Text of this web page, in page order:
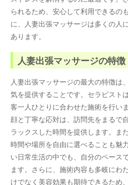
られるため、安心して利用できるの
に、人妻出張マッサージは多くの人
あります。
人妻出張マッサージの特徴
人妻出張マッサージの最大の特徴は
気を提供することです。セラピスト
客一人ひとりに合わせた施術を行い
顔と丁寧な応対は、訪問先をまるで
ラックスした時間を提供します。ま
時間や場所を自由に選べることも魅
い日常生活の中でも、自分のペース
ます。さらに、施術内容も多岐にわ
けでなく美容効果も期待できるため